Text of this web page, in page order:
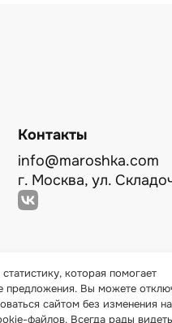
Контакты
info@maroshka.com
г. Москва, ул.
которая помогает
предложения. Вы можете
сайтом без изменения
файлов. Всегда рады